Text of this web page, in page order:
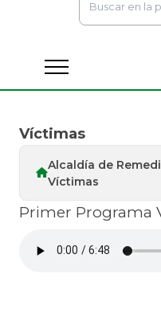
Víctimas
Alcaldía de
Víctimas
Primer Programa